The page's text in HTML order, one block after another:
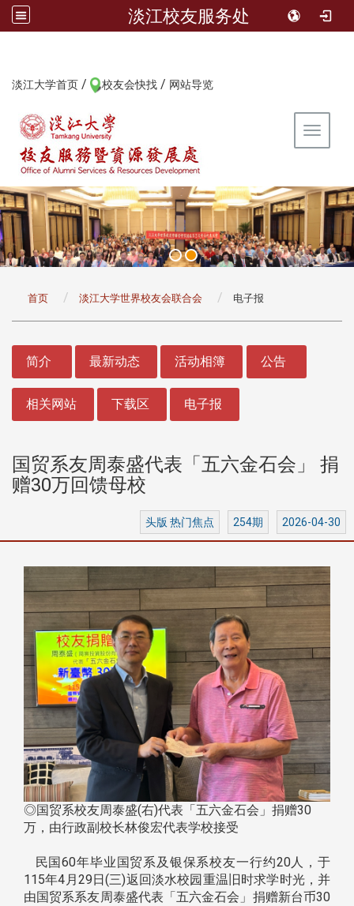
淡江校友服务处
淡江大学首页 / 校友会快找 / 网站导览
Toggle
首页 淡江大学世界校友会联合会 电子报
简介 最新动态 活动相簿 公告
相关网站 下载区 电子报
国贸系友周泰盛代表「五六金石会」 捐
赠30万回馈母校
头版 热门焦点 254期 2026-04-30
◎国贸系校友周泰盛(右)代表「五六金石会」捐赠30
万，由行政副校长林俊宏代表学校接受
民国60年毕业国贸系及银保系校友一行约20人，于
115年4月29日(三)返回淡水校园重温旧时求学时光，并
由国贸系系友周泰盛代表「五六金石会」捐赠新台币30